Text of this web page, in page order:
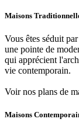
Maisons
Vous êtes séduit
une pointe de
qui apprécient
vie contemporain.
Voir nos plans de
Maisons